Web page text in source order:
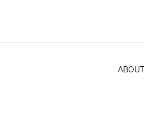
ABOUT